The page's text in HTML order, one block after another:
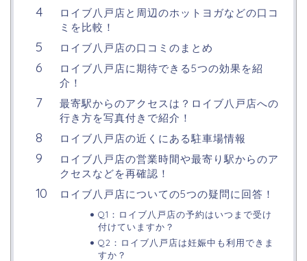
ロイブ八戸店と周辺のホットヨガなどの口コ
ミを比較！
ロイブ八戸店の口コミのまとめ
ロイブ八戸店に期待できる5つの効果を紹
介！
最寄駅からのアクセスは？ロイブ八戸店への
行き方を写真付きで紹介！
ロイブ八戸店の近くにある駐車場情報
ロイブ八戸店の営業時間や最寄り駅からのア
クセスなどを再確認！
ロイブ八戸店についての5つの疑問に回答！
Q1：ロイブ八戸店の予約はいつまで受け
付けていますか？
Q2：ロイブ八戸店は妊娠中も利用できま
すか？